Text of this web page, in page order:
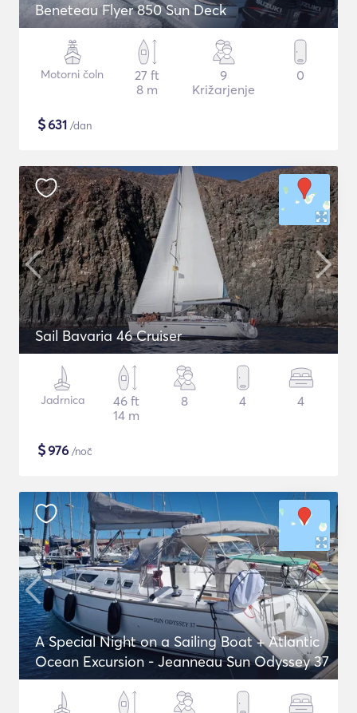
Beneteau Flyer 850 Sun Deck
Motorni čoln
27 ft
8 m
9
Križarjenje
0
$631 /dan
Sail Bavaria 46 Cruiser
Jadrnica
46 ft
14 m
8 4 4
$976 /noč
A Special Night on a Sailing Boat + Atlantic
Ocean Excursion - Jeanneau Sun Odyssey 37